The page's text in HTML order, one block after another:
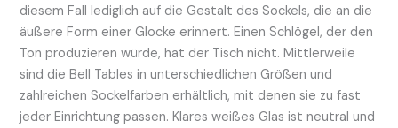
diesem Fall lediglich auf die Gestalt des Sockels, die an die
äußere Form einer Glocke erinnert. Einen Schlögel, der den
Ton produzieren würde, hat der Tisch nicht. Mittlerweile
sind die Bell Tables in unterschiedlichen Größen und
zahlreichen Sockelfarben erhältlich, mit denen sie zu fast
jeder Einrichtung passen. Klares weißes Glas ist neutral und